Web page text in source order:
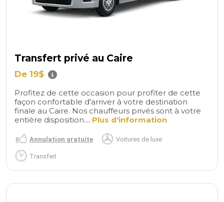
Transfert privé au Caire
De 19$
Profitez de cette occasion pour profiter de cette
façon confortable d'arriver à votre destination
finale au Caire. Nos chauffeurs privés sont à votre
entière disposition.... Plus d'information
Annulation gratuite Voitures de luxe
Transfert